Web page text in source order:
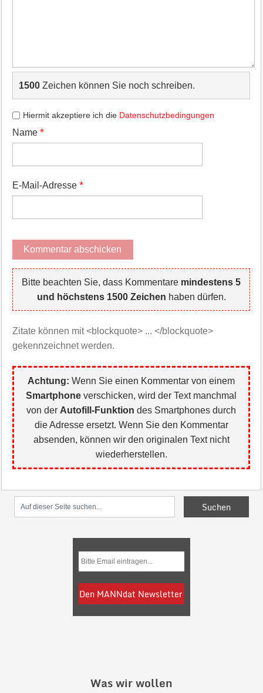
1500Zeichen können Sie noch schreiben.
Hiermit akzeptiere ich die Datenschutzbedingungen
Name *
E-Mail-Adresse *
Bitte beachten Sie, dass Kommentare mindestens 5
und höchstens 1500 Zeichen haben dürfen.
Zitate können mit <blockquote> ... </blockquote>
gekennzeichnet werden.
Achtung: Wenn Sie einen Kommentar von einem
Smartphone verschicken, wird der Text manchmal
von der Autofill-Funktion des Smartphones durch
die Adresse ersetzt. Wenn Sie den Kommentar
absenden, können wir den originalen Text nicht
wiederherstellen.
Was wir wollen